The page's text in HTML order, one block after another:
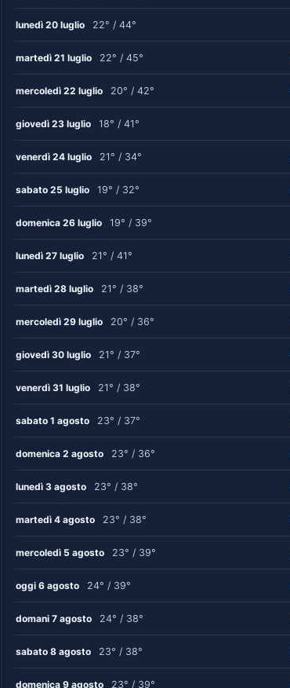
lunedì 20 luglio 22° / 44°
martedì 21 luglio 22° / 45°
mercoledì 22 luglio 20° / 42°
giovedì 23 luglio 18° / 41°
venerdì 24 luglio 21° / 34°
sabato 25 luglio 19° / 32°
domenica 26 luglio 19° / 39°
lunedì 27 luglio 21° / 41°
martedì 28 luglio 21° / 38°
mercoledì 29 luglio 20° / 36°
giovedì 30 luglio 21° / 37°
venerdì 31 luglio 21° / 38°
sabato 1 agosto 23° / 37°
domenica 2 agosto 23° / 36°
lunedì 3 agosto 23° / 38°
martedì 4 agosto 23° / 38°
mercoledì 5 agosto 23° / 39°
oggi 6 agosto 24° / 39°
domani 7 agosto 24° / 38°
sabato 8 agosto 23° / 38°
domenica 9 agosto 23° / 39°